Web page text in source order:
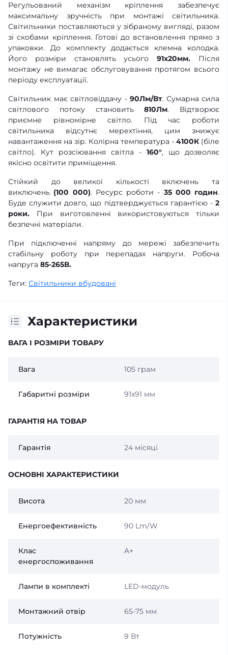
Регульований механізм кріплення забезпечує
максимальну зручність при монтажі світильника.
Світильники поставляються у зібраному вигляді, разом
зі скобами кріплення. Готові до встановлення прямо з
упаковки. До комплекту додається клемна колодка.
Його розміри становлять усього91x20мм. Після
монтажу не вимагає обслуговування протягом всього
періоду експлуатації.
Світильник має світловіддачу - 90Лм/Вт. Сумарна сила
світлового потоку становить810Лм. Відтворює
приємне рівномірне світло. Під час роботи
світильника відсутнє мерехтіння, цим знижує
навантаження на зір. Колірна температура - 4100К (біле
світло). Кут розсіювання світла - 160°, що дозволяє
якісно освітити приміщення.
Стійкий до великої кількості включень та
виключень (100 000). Ресурс роботи - 35 000 годин.
Буде служити довго, що підтверджується гарантією -2
роки. При виготовленні використовуються тільки
безпечні матеріали.
При підключенні напряму до мережі забезпечить
стабільну роботу при перепадах напруги. Робоча
напруга 85-265В.
Теги: Світильники вбудовані
Характеристики
ВАГА І РОЗМІРИ ТОВАРУ
Вага 105 грам
Габаритні розміри 91х91 мм
ГАРАНТІЯ НА ТОВАР
Гарантія 24 місяці
ОСНОВНІ ХАРАКТЕРИСТИКИ
Висота 20 мм
Енергоефективність 90 Lm/W
Клас
енергоспоживання
A+
Лампи в комплекті LED-модуль
Монтажний отвір 65-75 мм
Потужність 9 Вт